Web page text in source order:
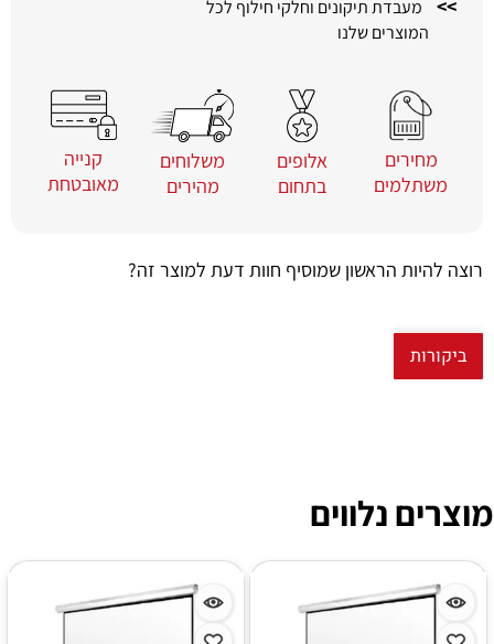
>>
מעבדת תיקונים וחלקי חילוף לכל
המוצרים שלנו
מחירים
משתלמים
אלופים
בתחום
משלוחים
מהירים
קנייה
מאובטחת
רוצה להיות הראשון שמוסיף חוות דעת למוצר זה?
ביקורות
מוצרים נלווים